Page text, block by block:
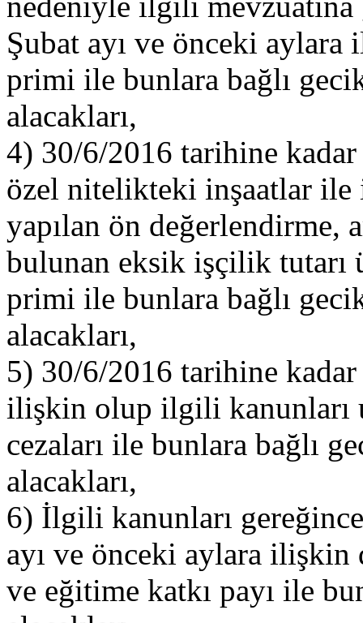
Şubat ayı ve önceki
primi ile bunlara bağlı
alacakları,
4) 30/6/2016 tarihine
özel nitelikteki inşaatlar
yapılan ön değerlendirme,
bulunan eksik işçilik tutarı
primi ile bunlara bağlı
alacakları,
5) 30/6/2016 tarihine
ilişkin olup ilgili kanunları
cezaları ile bunlara bağlı
alacakları,
6) İlgili kanunları
ayı ve önceki aylara
ve eğitime katkı payı ile